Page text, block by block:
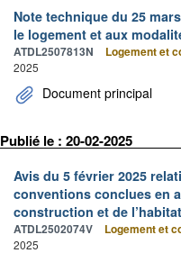
Note technique du 25
le logement et aux
ATDL2507813N Logement et
2025
Document principal
Publié le : 20-02-2025
Avis du 5 février 2025
conventions conclues en
construction et de
ATDL2502074V Logement et
2025